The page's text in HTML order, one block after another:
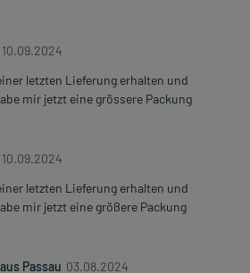
10.09.2024
letzten Lieferung erhalten und
mir jetzt eine grössere Packung
10.09.2024
letzten Lieferung erhalten und
mir jetzt eine größere Packung
Passau 03.08.2024